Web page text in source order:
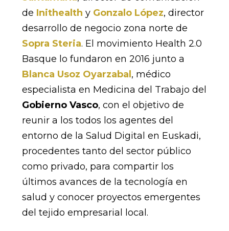
de Inithealth y Gonzalo López, director
desarrollo de negocio zona norte de
Sopra Steria. El movimiento Health 2.0
Basque lo fundaron en 2016 junto a
Blanca Usoz Oyarzabal, médico
especialista en Medicina del Trabajo del
Gobierno Vasco, con el objetivo de
reunir a los todos los agentes del
entorno de la Salud Digital en Euskadi,
procedentes tanto del sector público
como privado, para compartir los
últimos avances de la tecnología en
salud y conocer proyectos emergentes
del tejido empresarial local.